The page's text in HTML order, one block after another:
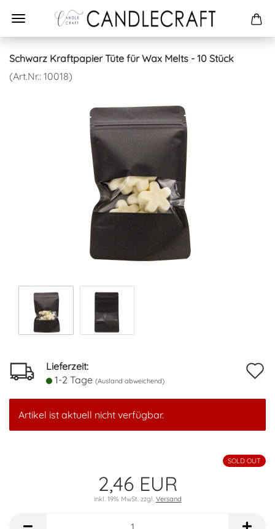
Schwarz Kraftpapier Tüte für Wax Melts - 10 Stück
(Art.Nr.: 10018)
Lieferzeit:
1-2 Tage (Ausland abweichend)
Artikel ist aktuell nicht verfügbar.
SOLD OUT
2,46 EUR
inkl. 19% MwSt. zzgl. Versand